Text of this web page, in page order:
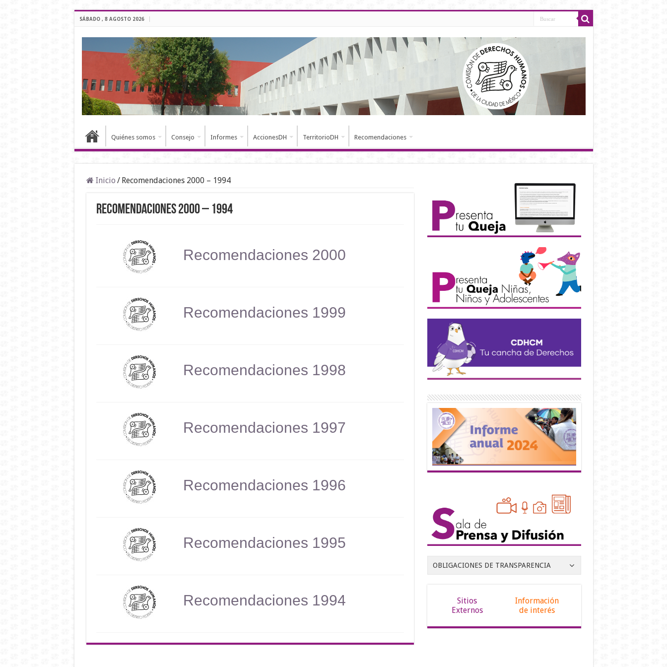
SÁBADO , 8 AGOSTO 2026
Quiénes somos Consejo Informes AccionesDH TerritorioDH Recomendaciones
Inicio / Recomendaciones 2000 – 1994
Recomendaciones 2000 – 1994
Recomendaciones 2000
Recomendaciones 1999
Recomendaciones 1998
Recomendaciones 1997
Recomendaciones 1996
Recomendaciones 1995
Recomendaciones 1994
OBLIGACIONES DE TRANSPARENCIA
Sitios
Externos
Información
de interés